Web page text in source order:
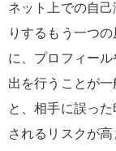
ネット上での自
りするもう一つ
に、プロフィー
出を行うことが
と、相手に誤っ
されるリスクが